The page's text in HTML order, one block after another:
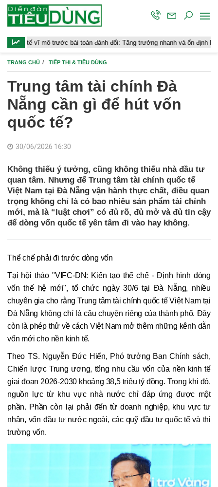
bài toán đánh đổi: Tăng trưởng nhanh và ổn định bền vững
TRANG CHỦ TIẾP THỊ & TIÊU DÙNG
Trung tâm tài chính Đà
Nẵng cần gì để hút vốn
quốc tế?
30/06/2026 16:30
Không thiếu ý tưởng, cũng không thiếu nhà đầu tư
quan tâm. Nhưng để Trung tâm tài chính quốc tế
Việt Nam tại Đà Nẵng vận hành thực chất, điều quan
trọng không chỉ là có bao nhiêu sản phẩm tài chính
mới, mà là “luật chơi” có đủ rõ, đủ mở và đủ tin cậy
để dòng vốn quốc tế yên tâm đi vào hay không.
Thể chế phải đi trước dòng vốn
Tại hội thảo "VIFC-DN: Kiến tạo thể chế - Định hình dòng
vốn thế hệ mới", tổ chức ngày 30/6 tại Đà Nẵng, nhiều
chuyên gia cho rằng Trung tâm tài chính quốc tế Việt Nam tại
Đà Nẵng không chỉ là câu chuyện riêng của thành phố. Đây
còn là phép thử về cách Việt Nam mở thêm những kênh dẫn
vốn mới cho nền kinh tế.
Theo TS. Nguyễn Đức Hiển, Phó trưởng Ban Chính sách,
Chiến lược Trung ương, tổng nhu cầu vốn của nền kinh tế
giai đoạn 2026-2030 khoảng 38,5 triệu tỷ đồng. Trong khi đó,
nguồn lực từ khu vực nhà nước chỉ đáp ứng được một
phần. Phần còn lại phải đến từ doanh nghiệp, khu vực tư
nhân, vốn đầu tư nước ngoài, các quỹ đầu tư quốc tế và thị
trường vốn.